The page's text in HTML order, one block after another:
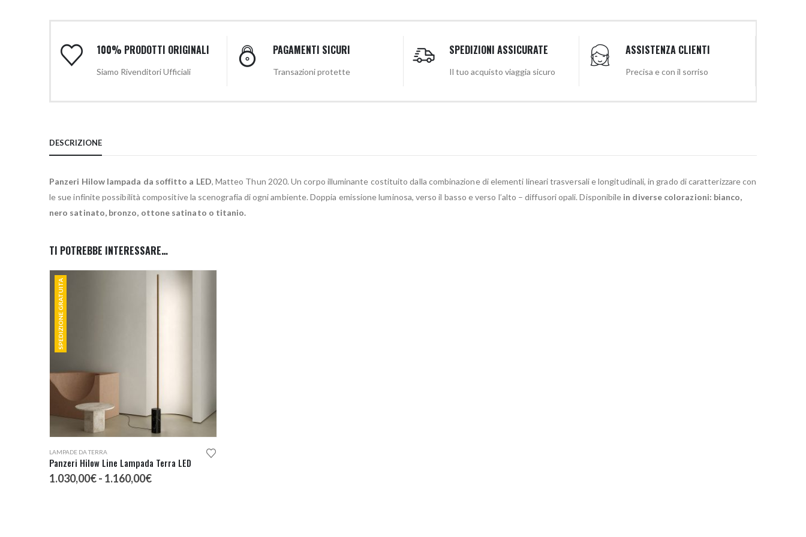
100% PRODOTTI ORIGINALI
Siamo Rivenditori Ufficiali
PAGAMENTI SICURI
Transazioni protette
SPEDIZIONI ASSICURATE
Il tuo acquisto viaggia sicuro
ASSISTENZA CLIENTI
Precisa e con il sorriso
DESCRIZIONE
Panzeri Hilow lampada da soffitto a LED, Matteo Thun 2020. Un corpo illuminante costituito dalla combinazione di elementi lineari trasversali e longitudinali, in grado di caratterizzare con
le sue infinite possibilità compositive la scenografia di ogni ambiente. Doppia emissione luminosa, verso il basso e verso l’alto – diffusori opali. Disponibile in diverse colorazioni: bianco,
nero satinato, bronzo, ottone satinato o titanio.
TI POTREBBE INTERESSARE…
SPEDIZIONE GRATUITA
Questo prodotto ha più varianti. Le opzioni possono essere scelte nella pagina del prodotto
LAMPADE DA TERRA
Panzeri Hilow Line Lampada Terra LED
1.030,00€- 1.160,00€Fascia